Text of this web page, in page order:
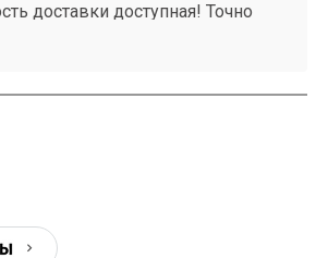
доставки доступная! Точно